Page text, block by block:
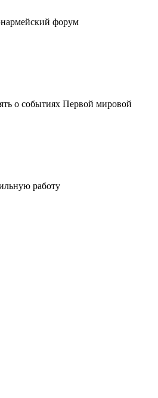
форум
о событиях Первой мировой
работу